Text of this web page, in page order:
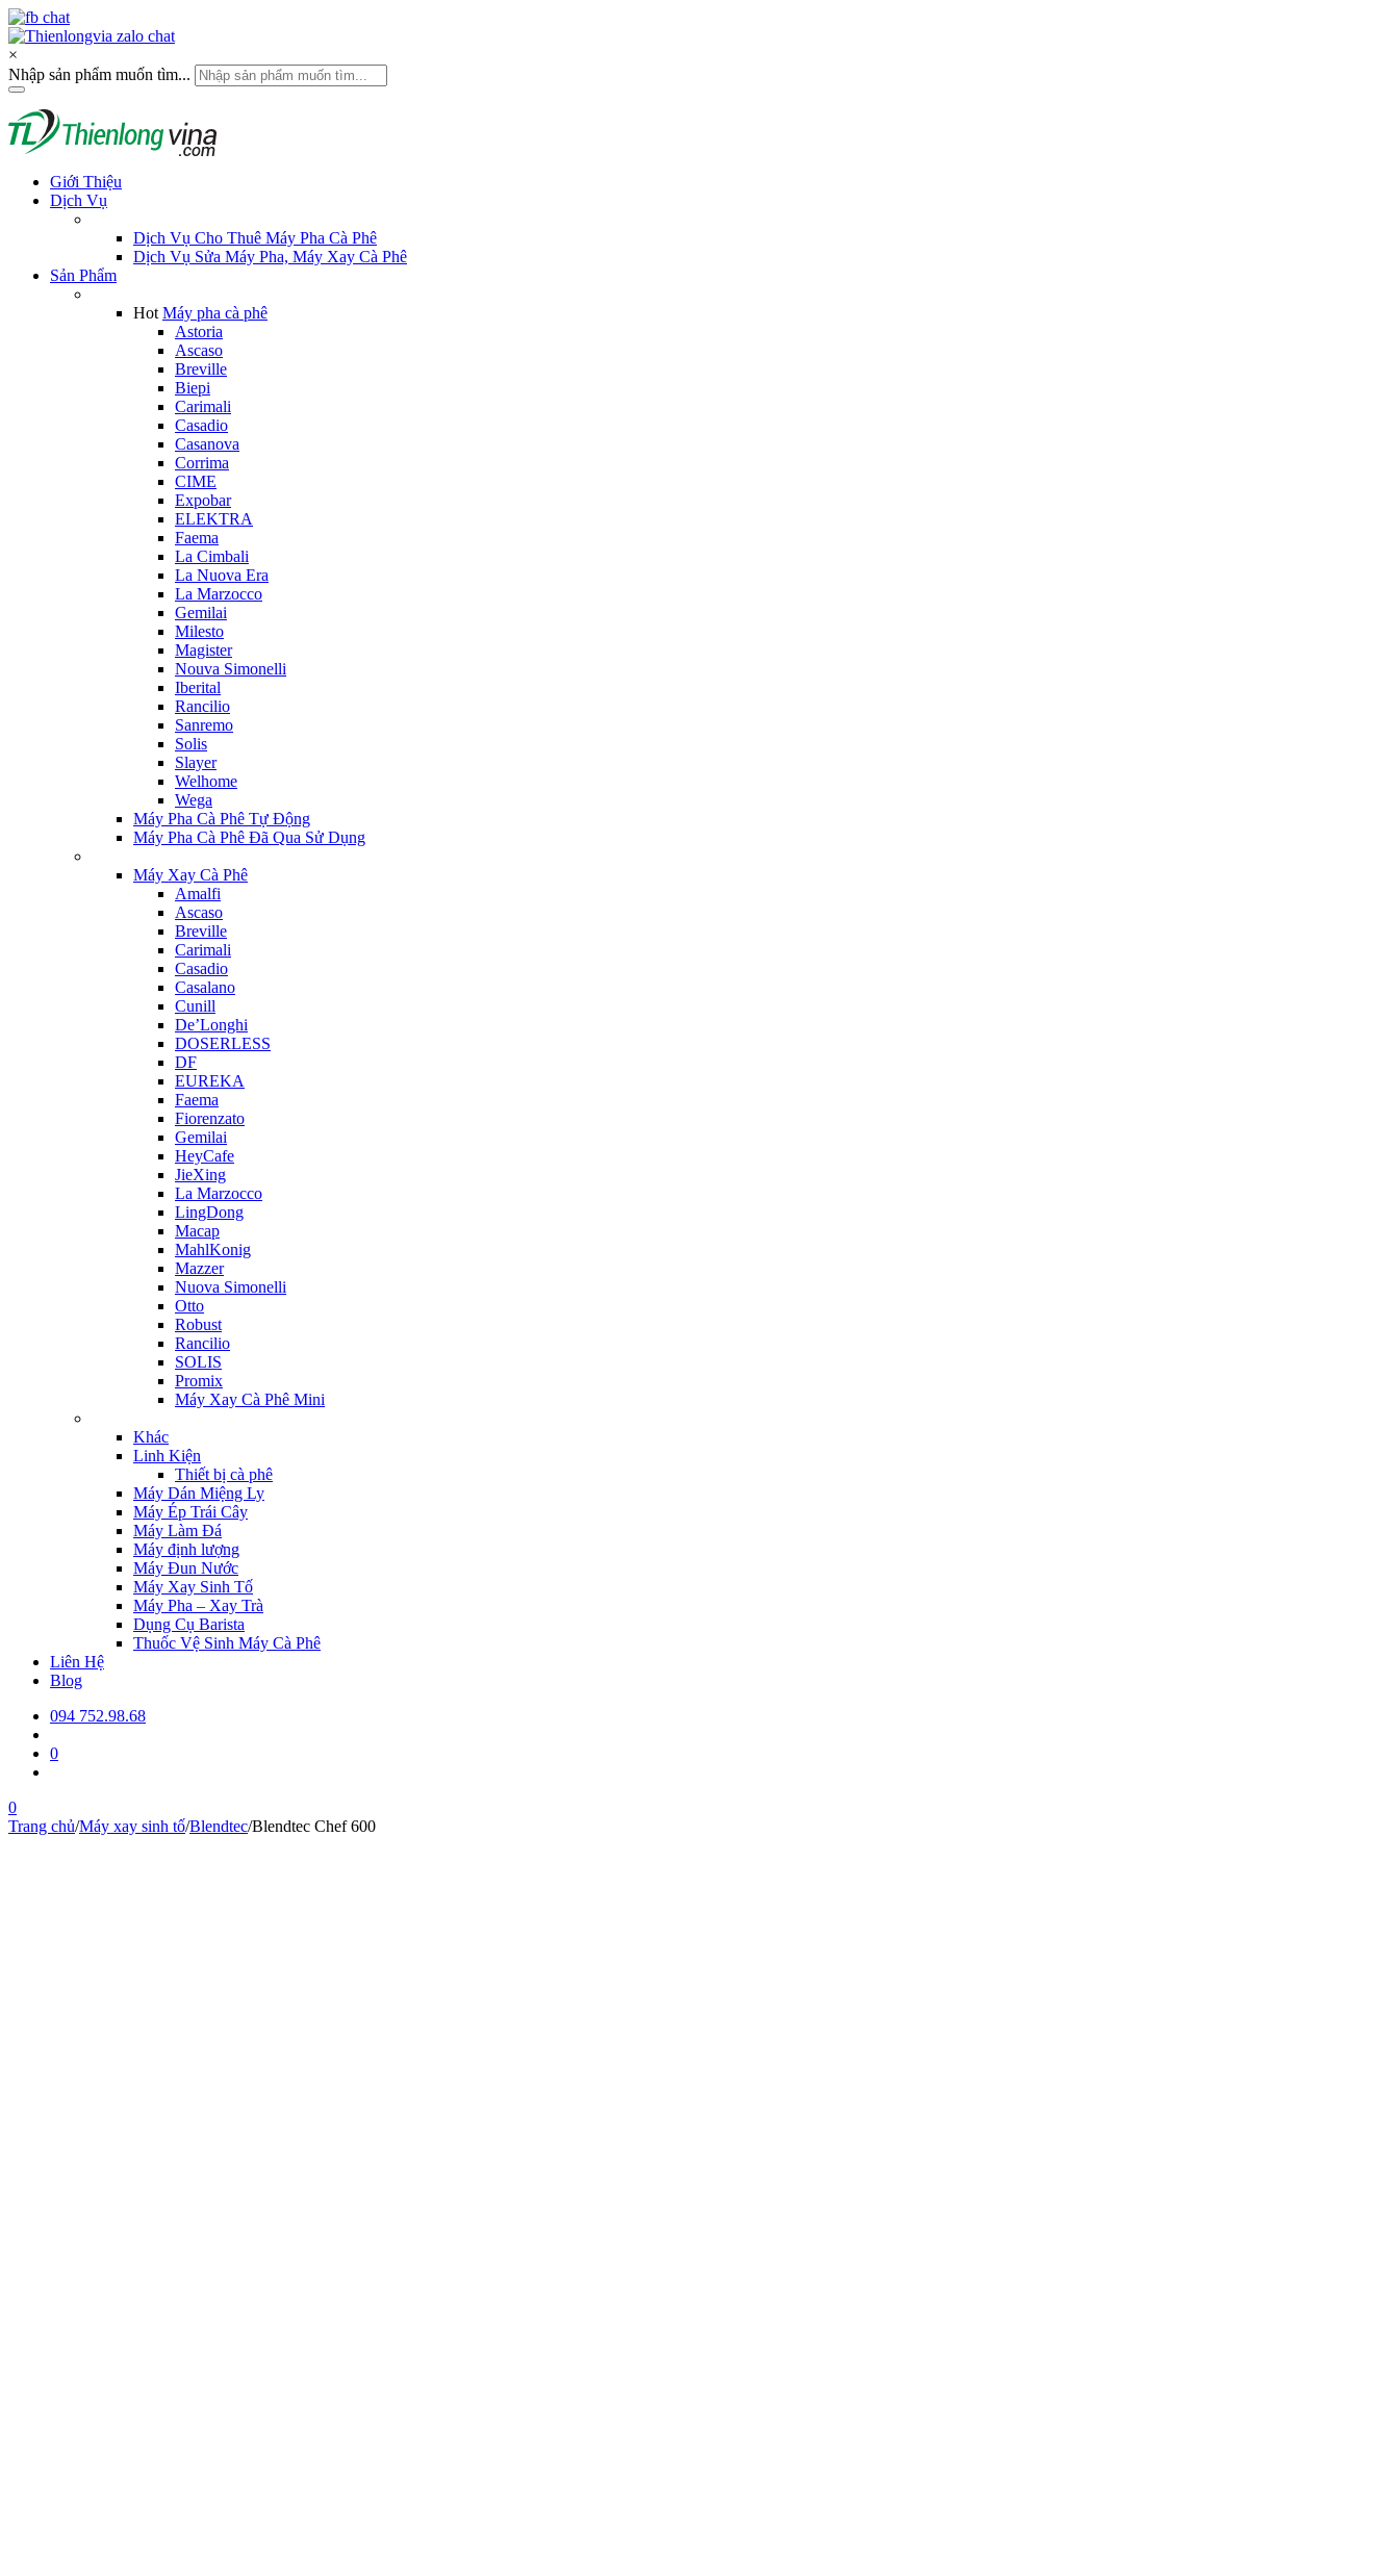
×
Nhập sản phẩm muốn tìm...
Giới Thiệu
Dịch Vụ
Dịch Vụ Cho Thuê Máy Pha Cà Phê
Dịch Vụ Sửa Máy Pha, Máy Xay Cà Phê
Sản Phẩm
Hot Máy pha cà phê
Astoria
Ascaso
Breville
Biepi
Carimali
Casadio
Casanova
Corrima
CIME
Expobar
ELEKTRA
Faema
La Cimbali
La Nuova Era
La Marzocco
Gemilai
Milesto
Magister
Nouva Simonelli
Iberital
Rancilio
Sanremo
Solis
Slayer
Welhome
Wega
Máy Pha Cà Phê Tự Động
Máy Pha Cà Phê Đã Qua Sử Dụng
Máy Xay Cà Phê
Amalfi
Ascaso
Breville
Carimali
Casadio
Casalano
Cunill
De’Longhi
DOSERLESS
DF
EUREKA
Faema
Fiorenzato
Gemilai
HeyCafe
JieXing
La Marzocco
LingDong
Macap
MahlKonig
Mazzer
Nuova Simonelli
Otto
Robust
Rancilio
SOLIS
Promix
Máy Xay Cà Phê Mini
Khác
Linh Kiện
Thiết bị cà phê
Máy Dán Miệng Ly
Máy Ép Trái Cây
Máy Làm Đá
Máy định lượng
Máy Đun Nước
Máy Xay Sinh Tố
Máy Pha – Xay Trà
Dụng Cụ Barista
Thuốc Vệ Sinh Máy Cà Phê
Liên Hệ
Blog
094 752.98.68
0
0
Trang chủ/Máy xay sinh tố/Blendtec/Blendtec Chef 600